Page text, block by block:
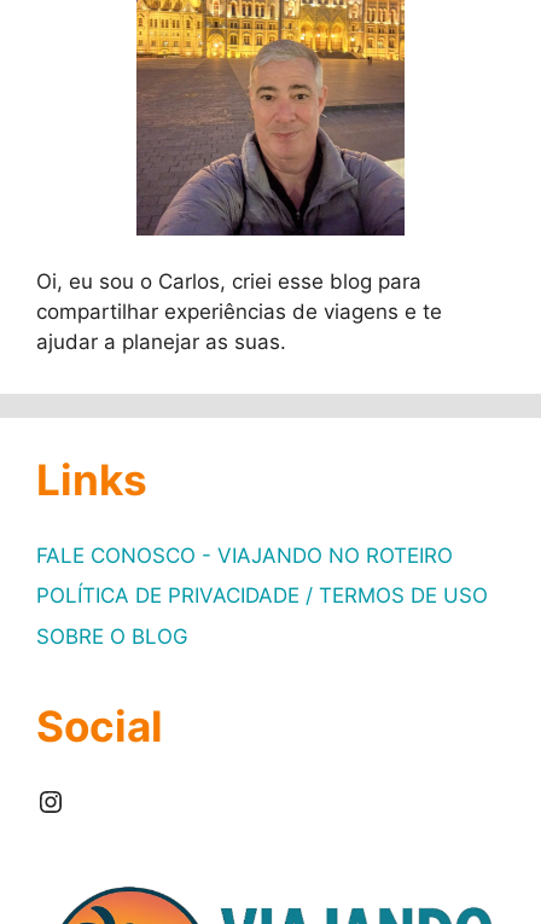
Oi, eu sou o Carlos, criei esse blog para
compartilhar experiências de viagens e te
ajudar a planejar as suas.
Links
FALE CONOSCO - VIAJANDO NO ROTEIRO
POLÍTICA DE PRIVACIDADE / TERMOS DE USO
SOBRE O BLOG
Social
Instagram